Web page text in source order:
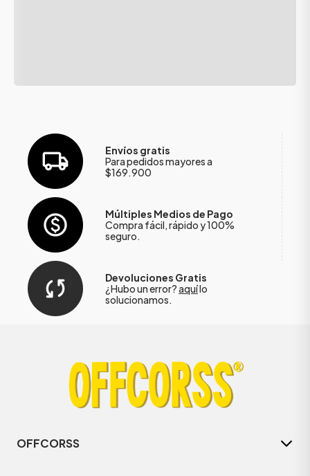
Envíos gratis
Para pedidos mayores a
$169.900
Múltiples Medios de Pago
Compra fácil, rápido y 100%
seguro.
Devoluciones Gratis
¿Hubo un error?aquílo
solucionamos.
OFFCORSS